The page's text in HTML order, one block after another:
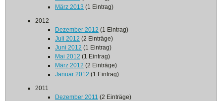
März 2013 (1 Eintrag)
2012
Dezember 2012 (1 Eintrag)
Juli 2012 (2 Einträge)
Juni 2012 (1 Eintrag)
Mai 2012 (1 Eintrag)
März 2012 (2 Einträge)
Januar 2012 (1 Eintrag)
2011
Dezember 2011 (2 Einträge)